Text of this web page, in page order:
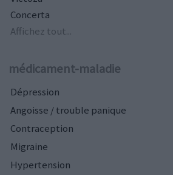
Concerta
Affichez tout...
médicament-maladie
Dépression
Angoisse / trouble panique
Contraception
Migraine
Hypertension